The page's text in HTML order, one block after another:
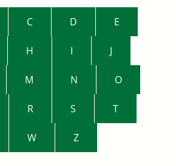
C D E
H I J
M N O
R S T
W Z